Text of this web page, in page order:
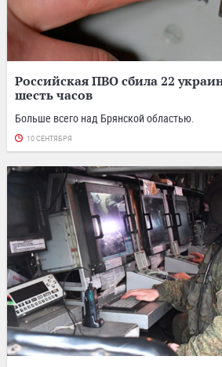
Российская ПВО сбила 22
шесть часов
Больше всего над Брянской областью.
10 СЕНТЯБРЯ